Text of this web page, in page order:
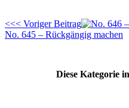
<<< Voriger Beitrag
No. 645 – Rückgängig machen
Diese Kategorie